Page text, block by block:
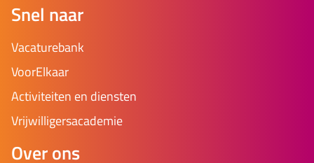
Snel naar
Vacaturebank
VoorElkaar
Activiteiten en diensten
Vrijwilligersacademie
Over ons